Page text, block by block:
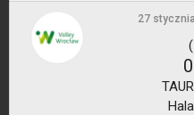
27
0